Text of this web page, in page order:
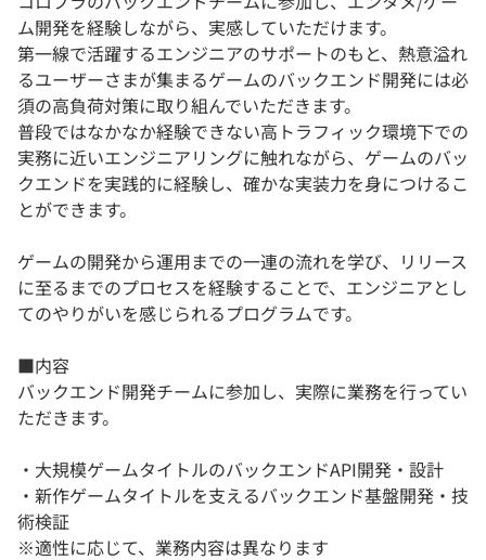
ム開発を経験しながら、実感していただけます。
第一線で活躍するエンジニアのサポートのもと、熱意溢れ
るユーザーさまが集まるゲームのバックエンド開発には必
須の高負荷対策に取り組んでいただきます。
普段ではなかなか経験できない高トラフィック環境下での
実務に近いエンジニアリングに触れながら、ゲームのバッ
クエンドを実践的に経験し、確かな実装力を身につけるこ
とができます。
ゲームの開発から運用までの一連の流れを学び、リリース
に至るまでのプロセスを経験することで、エンジニアとし
てのやりがいを感じられるプログラムです。
■内容
バックエンド開発チームに参加し、実際に業務を行ってい
ただきます。
・大規模ゲームタイトルのバックエンドAPI開発・設計
・新作ゲームタイトルを支えるバックエンド基盤開発・技
術検証
※適性に応じて、業務内容は異なります